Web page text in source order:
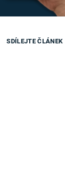
SDÍLEJTE ČLÁNEK